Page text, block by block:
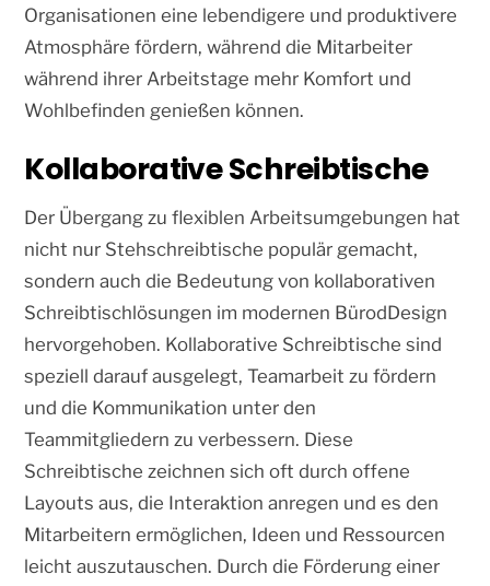
Organisationen eine lebendigere und produktivere
Atmosphäre fördern, während die Mitarbeiter
während ihrer Arbeitstage mehr Komfort und
Wohlbefinden genießen können.
Kollaborative Schreibtische
Der Übergang zu flexiblen Arbeitsumgebungen hat
nicht nur Stehschreibtische populär gemacht,
sondern auch die Bedeutung von kollaborativen
Schreibtischlösungen im modernen BürodDesign
hervorgehoben. Kollaborative Schreibtische sind
speziell darauf ausgelegt, Teamarbeit zu fördern
und die Kommunikation unter den
Teammitgliedern zu verbessern. Diese
Schreibtische zeichnen sich oft durch offene
Layouts aus, die Interaktion anregen und es den
Mitarbeitern ermöglichen, Ideen und Ressourcen
leicht auszutauschen. Durch die Förderung einer